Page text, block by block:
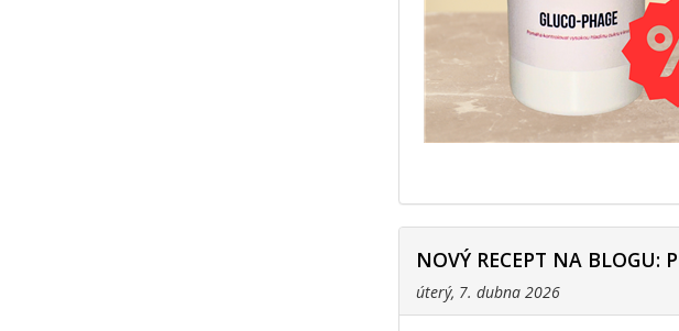
NOVÝ RECEPT NA BLOGU:
úterý, 7. dubna 2026